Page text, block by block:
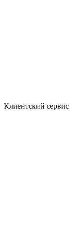
Клиентский сервис